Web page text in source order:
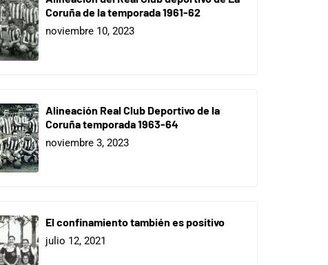
Coruña de la temporada 1961-62
noviembre 10, 2023
Alineación Real Club Deportivo de la
Coruña temporada 1963-64
noviembre 3, 2023
El confinamiento también es positivo
julio 12, 2021